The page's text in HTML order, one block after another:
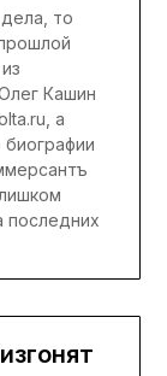
то
Кашин
а
последних